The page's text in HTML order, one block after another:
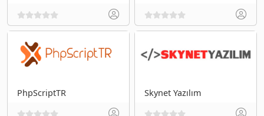
PhpScriptTR Skynet Yazılım